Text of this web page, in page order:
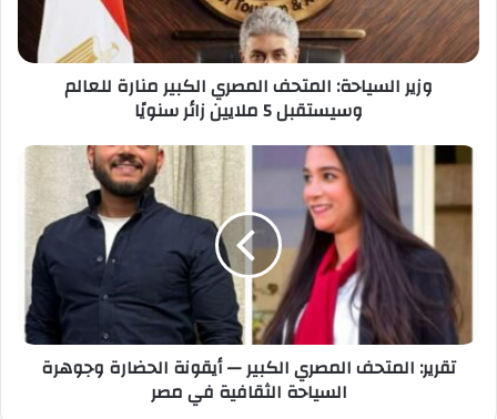
ك
ت
ر
وزير السياحة: المتحف المصري الكبير منارة للعالم
وسيستقبل 5 ملايين زائر سنويًا
تقرير: المتحف المصري الكبير — أيقونة الحضارة وجوهرة
السياحة الثقافية في مصر